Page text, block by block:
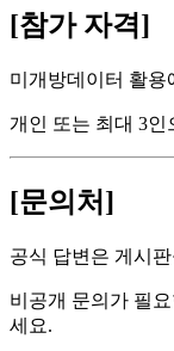
[참가 자격]
미개방데이터 활용
개인 또는 최대 3인
[문의처]
공식 답변은 게시
비공개 문의가 필
세요.